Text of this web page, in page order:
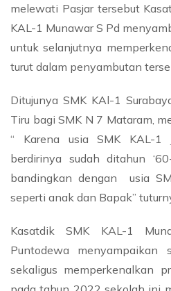
melewati Pasjar tersebut
KAL-1 Munawar S Pd
untuk selanjutnya
turut dalam penyambutan
Ditujunya SMK KAl-1
Tiru bagi SMK N 7 Mataram,
“ Karena usia SMK KAL-1
berdirinya sudah ditahun
bandingkan dengan usia
seperti anak dan Bapak”
Kasatdik SMK KAL-1
Puntodewa menyampaikan
sekaligus memperkenalkan